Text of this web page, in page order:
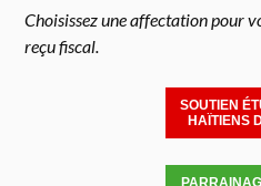
Choisissez une affectation pour
reçu fiscal.
SOUTIEN
HAÏTIENS